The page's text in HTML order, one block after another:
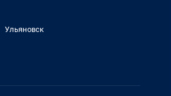
Ульяновск